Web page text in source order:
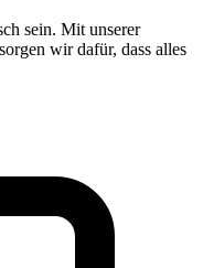
sein. Mit unserer
wir dafür, dass alles